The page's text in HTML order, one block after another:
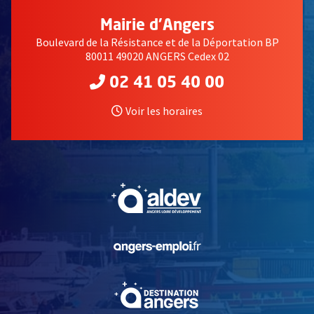
Mairie d'Angers
Boulevard de la Résistance et de la Déportation BP
80011 49020 ANGERS Cedex 02
02 41 05 40 00
Voir les horaires
, Ouvre une nouvelle